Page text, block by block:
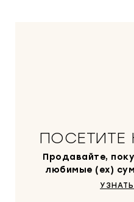
ПОСЕТИТЕ
Продавайте,
любимые (ex)